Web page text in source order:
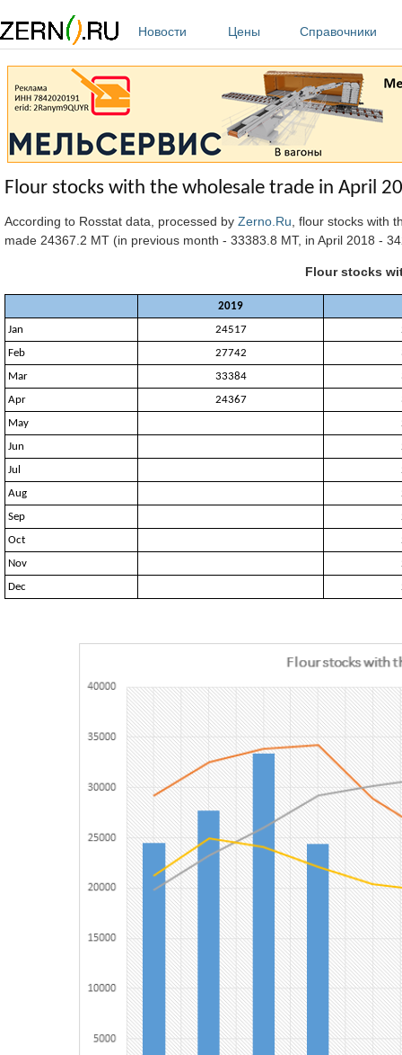
Новости
Цены Справочники
Flour stocks with the wholesale trade in April
According to Rosstat data, processed by Zerno.Ru , flour stocks with
made 24367.2 MT (in previous month - 33383.8 MT, in April 2018 -
Flour stocks
2019
Jan
24517
Feb
27742
Mar
33384
Apr
24367
May
Jun
Jul
Aug
Sep
Oct
Nov
Dec